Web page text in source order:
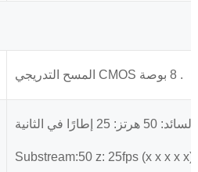
المسح التدريجي CMOS ‏. 8 بوصة
Substream:50 z: 25fps (x x x x